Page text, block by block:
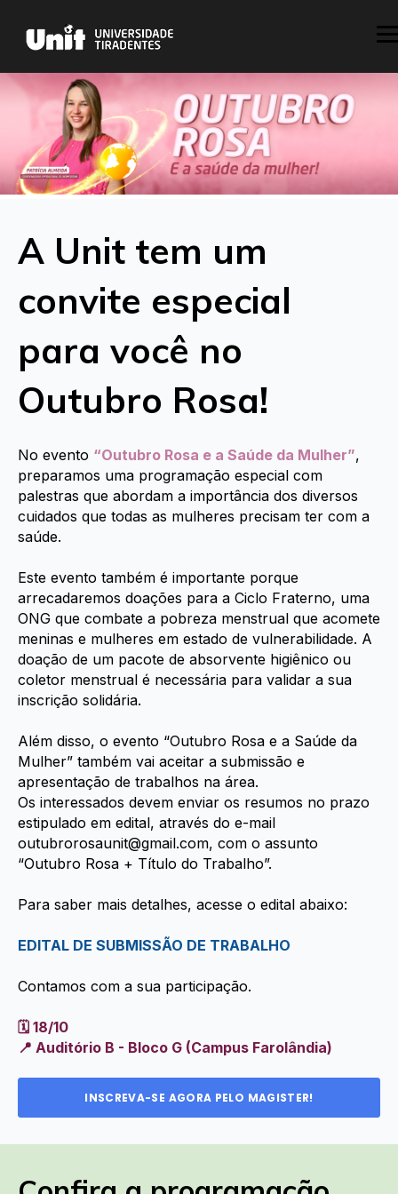
A Unit tem um
convite especial
para você no
Outubro Rosa!
No evento “Outubro Rosa e a Saúde da Mulher”,
preparamos uma programação especial com
palestras que abordam a importância dos diversos
cuidados que todas as mulheres precisam ter com a
saúde.
Este evento também é importante porque
arrecadaremos doações para a Ciclo Fraterno, uma
ONG que combate a pobreza menstrual que acomete
meninas e mulheres em estado de vulnerabilidade. A
doação de um pacote de absorvente higiênico ou
coletor menstrual é necessária para validar a sua
inscrição solidária.
Além disso, o evento “Outubro Rosa e a Saúde da
Mulher” também vai aceitar a submissão e
apresentação de trabalhos na área.
Os interessados devem enviar os resumos no prazo
estipulado em edital, através do e-mail
outubrorosaunit@gmail.com, com o assunto
“Outubro Rosa + Título do Trabalho”.
Para saber mais detalhes, acesse o edital abaixo:
EDITAL DE SUBMISSÃO DE TRABALHO
Contamos com a sua participação.
🗓️ 18/10
📍 Auditório B - Bloco G (Campus Farolândia)
INSCREVA-SE AGORA PELO MAGISTER!